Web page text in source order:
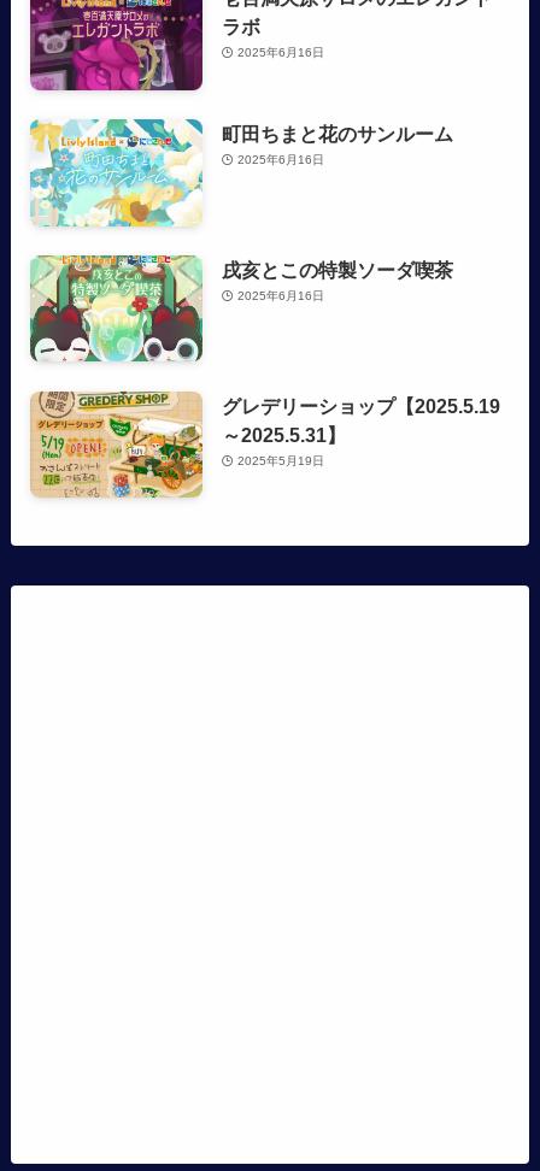
ラボ
2025年6月16日
町田ちまと花のサンルーム
2025年6月16日
戌亥とこの特製ソーダ喫茶
2025年6月16日
グレデリーショップ【2025.5.19
～2025.5.31】
2025年5月19日